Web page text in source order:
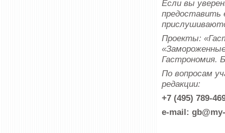
Если вы
предоставить
Проекты:
Гастрономия.
По вопросам
редакции:
+7 (495) 789-
e-mail: